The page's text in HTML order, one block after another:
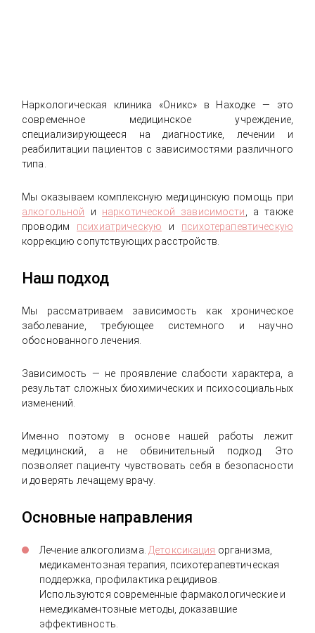
Наркологическая клиника «Оникс» в Находке — это
современное медицинское учреждение,
специализирующееся на диагностике, лечении и
реабилитации пациентов с зависимостями различного
типа.
Мы оказываем комплексную медицинскую помощь при
алкогольной и наркотической зависимости
, а также
проводим психиатрическую и психотерапевтическую
коррекцию сопутствующих расстройств.
Наш подход
Мы рассматриваем зависимость как хроническое
заболевание, требующее системного и научно
обоснованного лечения.
Зависимость — не проявление слабости характера, а
результат сложных биохимических и психосоциальных
изменений.
Именно поэтому в основе нашей работы лежит
медицинский, а не обвинительный подход. Это
позволяет пациенту чувствовать себя в безопасности
и доверять лечащему врачу.
Основные направления
Лечение алкоголизма. Детоксикация организма,
медикаментозная терапия, психотерапевтическая
поддержка, профилактика рецидивов.
Используются современные фармакологические и
немедикаментозные методы, доказавшие
эффективность.